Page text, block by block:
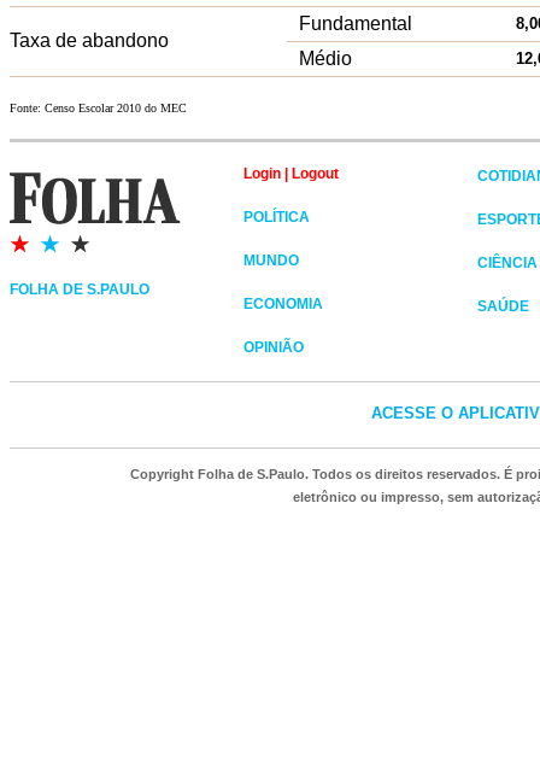
Taxa de abandono
Fundamental
Médio
Fonte: Censo Escolar 2010 do MEC
FOLHA DE S.PAULO
Login Logout
POLÍTICA
MUNDO
ECONOMIA
OPINIÃO
CIÊNCIA
SAÚDE
ACESSE O
Copyright Folha de S.Paulo. Todos os direitos reservados. É
eletrônico ou impresso, sem